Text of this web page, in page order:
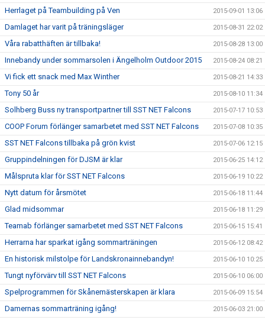
Herrlaget på Teambuilding på Ven 2015-09-01 13:06
Damlaget har varit på träningsläger 2015-08-31 22:02
Våra rabatthäften är tillbaka! 2015-08-28 13:00
Innebandy under sommarsolen i Ängelholm Outdoor 2015 2015-08-24 08:21
Vi fick ett snack med Max Winther 2015-08-21 14:33
Tony 50 år 2015-08-10 11:34
Solhberg Buss ny transportpartner till SST NET Falcons 2015-07-17 10:53
COOP Forum förlänger samarbetet med SST NET Falcons 2015-07-08 10:35
SST NET Falcons tillbaka på grön kvist 2015-07-06 12:15
Gruppindelningen för DJSM är klar 2015-06-25 14:12
Målspruta klar för SST NET Falcons 2015-06-19 10:22
Nytt datum för årsmötet 2015-06-18 11:44
Glad midsommar 2015-06-18 11:29
Teamab förlänger samarbetet med SST NET Falcons 2015-06-15 15:41
Herrarna har sparkat igång sommarträningen 2015-06-12 08:42
En historisk milstolpe för Landskronainnebandyn! 2015-06-10 10:25
Tungt nyförvärv till SST NET Falcons 2015-06-10 06:00
Spelprogrammen för Skånemästerskapen är klara 2015-06-09 15:54
Damernas sommarträning igång! 2015-06-03 21:00